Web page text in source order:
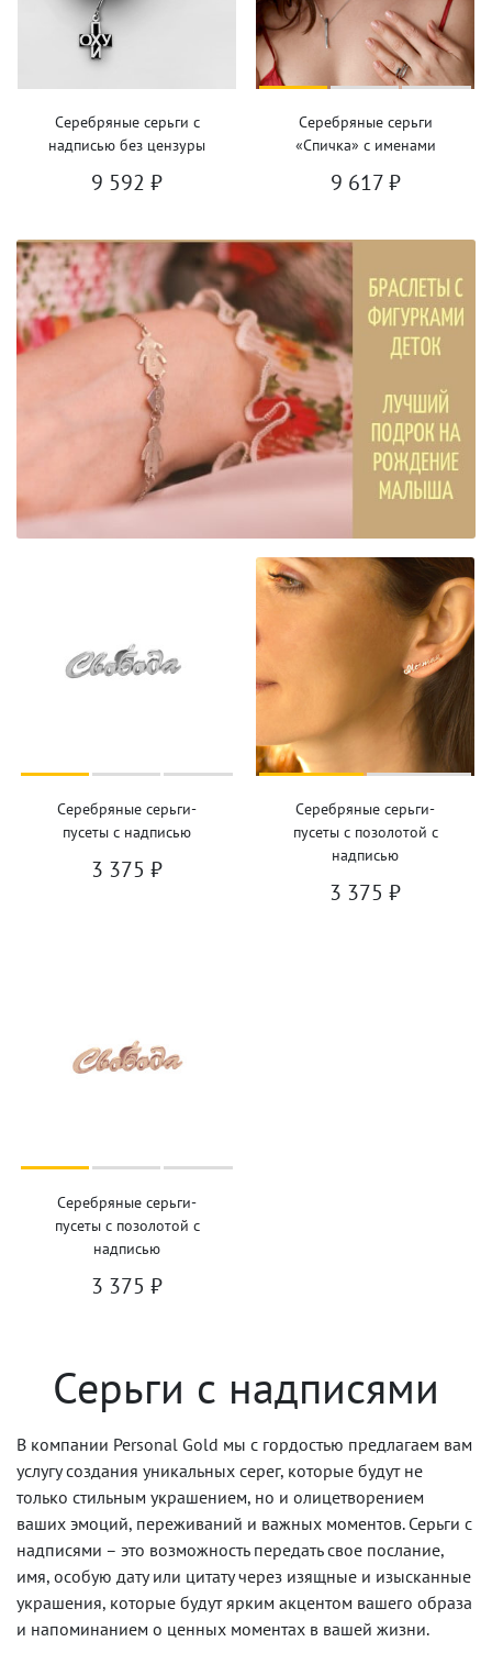
Серебряные серьги с
надписью без цензуры
9 592 ₽
Серебряные серьги
«Спичка» с именами
9 617 ₽
Серебряные серьги-
пусеты с надписью
3 375 ₽
Серебряные серьги-
пусеты с позолотой с
надписью
3 375 ₽
Серебряные серьги-
пусеты с позолотой с
надписью
3 375 ₽
Серьги с надписями
В компании Personal Gold мы с гордостью предлагаем вам
услугу создания уникальных серег, которые будут не
только стильным украшением, но и олицетворением
ваших эмоций, переживаний и важных моментов. Серьги с
надписями – это возможность передать свое послание,
имя, особую дату или цитату через изящные и изысканные
украшения, которые будут ярким акцентом вашего образа
и напоминанием о ценных моментах в вашей жизни.